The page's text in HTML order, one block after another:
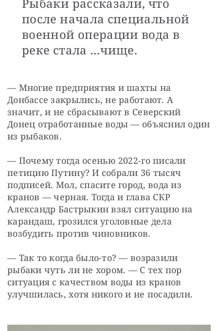
после начала специальной
военной операции вода в
реке стала …чище.
— Многие предприятия и шахты на
Донбассе закрылись, не работают. А
значит, и не сбрасывают в Северский
Донец отработанные воды — объяснил один
из рыбаков.
— Почему тогда осенью 2022-го писали
петицию Путину? И собрали 36 тысяч
подписей. Мол, спасите город, вода из
кранов — черная. Тогда и глава СКР
Александр Бастрыкин взял ситуацию на
карандаш, грозился уголовные дела
возбудить против чиновников.
— Так то когда было-то? — возразили
рыбаки чуть ли не хором. — С тех пор
ситуация с качеством воды из кранов
улучшилась, хотя никого и не посадили.